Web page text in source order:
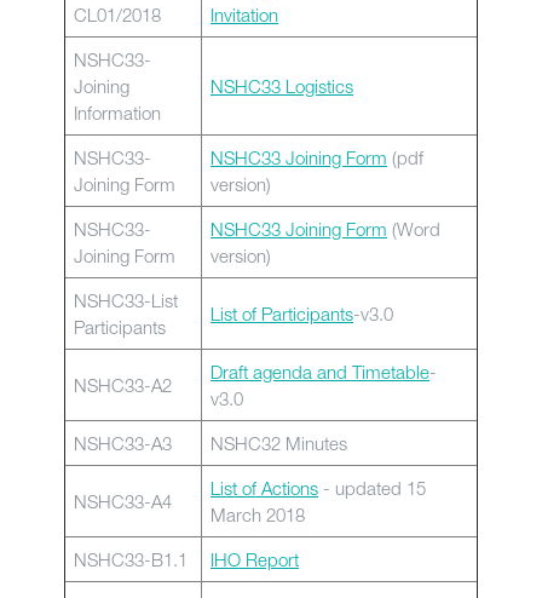
CL01/2018
Invitation
NSHC33-
Joining
Information
NSHC33 Logistics
NSHC33-
Joining Form
NSHC33 Joining Form (pdf
version)
NSHC33-
Joining Form
NSHC33 Joining Form (Word
version)
NSHC33-List
Participants
List of Participants-v3.0
NSHC33-A2
Draft agenda and Timetable-
v3.0
NSHC33-A3 NSHC32 Minutes
NSHC33-A4
List of Actions - updated 15
March 2018
NSHC33-B1.1 IHO Report